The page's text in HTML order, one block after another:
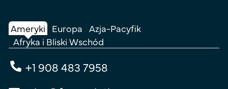
Ameryki Europa Azja-Pacyfik
Afryka i Bliski Wschód
+1 908 483 7958